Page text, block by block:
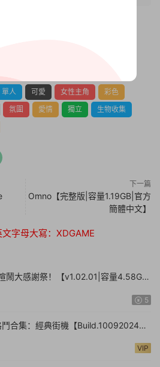
單人 可愛 女性主角
彩色
氛圍 愛情 獨立
生物收集
下一篇
Omno【完整版|容量1.19GB|官方
簡體中文】
字母大寫：XDGAME
鬧大感謝祭！【v1.02.01|容量4.58GB|
5
鬥合集：經典街機【Build.10092024聯
VIP